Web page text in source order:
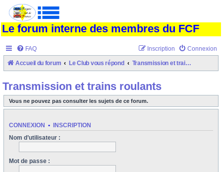
Le forum interne des membres du FCF
FAQ Connexion
Inscription
Accueil du forum Le Club vous répond Transmission et trains roulants
Transmission et trains roulants
Vous ne pouvez pas consulter les sujets de ce forum.
CONNEXION • INSCRIPTION
Nom d’utilisateur :
Mot de passe :